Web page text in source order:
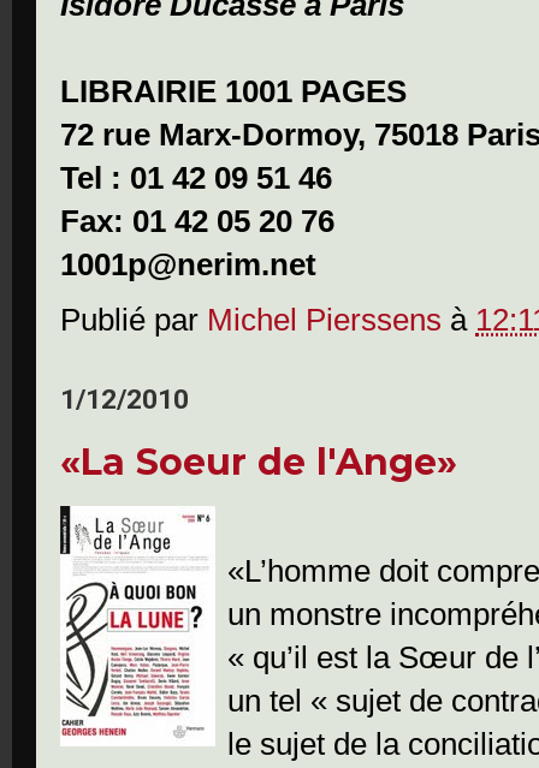
LIBRAIRIE 1001 PAGES
72 rue Marx-Dormoy, 75018
Tel : 01 42 09 51 46
Fax: 01 42 05 20 76
1001p@nerim.net
Publié par Michel Pierssens à
1/12/2010
«La Soeur de l'Ange»
«L’homme doit
un monstre
« qu’il est la Sœur de
un tel « sujet de
le sujet de la